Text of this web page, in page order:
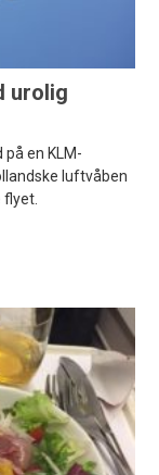
urolig
en KLM-
luftvåben